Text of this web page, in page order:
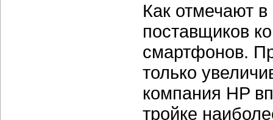
Как отмечают
поставщиков
смартфонов.
только
компания HP
тройке